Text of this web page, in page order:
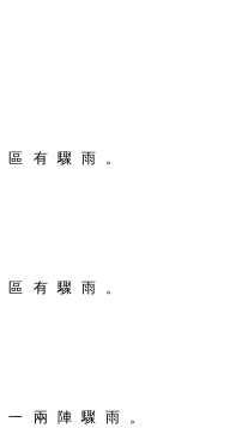
有 驟 雨 。
有 驟 雨 。
兩 陣 驟 雨 。